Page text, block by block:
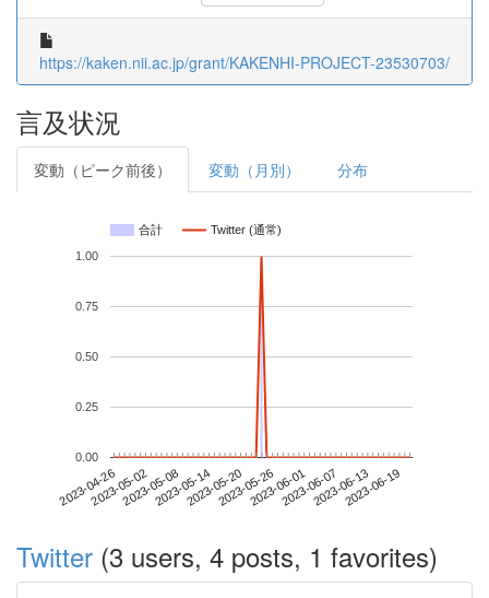
https://kaken.nii.ac.jp/grant/KAKENHI-PROJECT-23530703/
言及状況
変動（ピーク前後） 変動（月別） 分布
合計 Twitter (通常)
2023-04-262023-05-022023-05-082023-05-142023-05-202023-05-262023-06-012023-06-072023-06-132023-06-19
0.00
0.25
0.50
0.75
1.00
Twitter (3 users, 4 posts, 1 favorites)